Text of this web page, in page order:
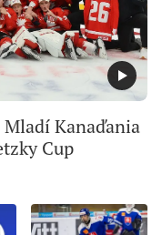
Kanaďania
Cup